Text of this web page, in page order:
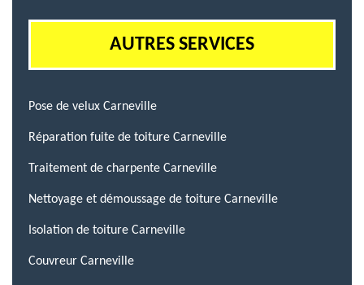
AUTRES SERVICES
Pose de velux Carneville
Réparation fuite de toiture Carneville
Traitement de charpente Carneville
Nettoyage et démoussage de toiture Carneville
Isolation de toiture Carneville
Couvreur Carneville